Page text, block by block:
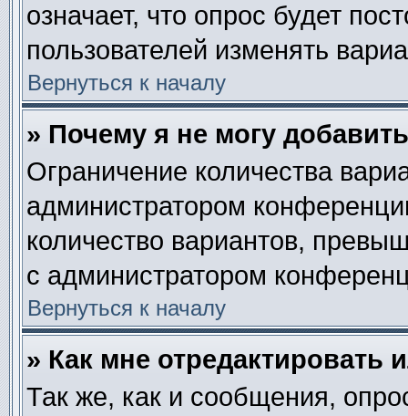
означает, что опрос будет
пользователей изменять
Вернуться к началу
» Почему я не могу
Ограничение количества
администратором
количество вариантов,
с администратором
Вернуться к началу
» Как мне отредактировать
Так же, как и сообщения,